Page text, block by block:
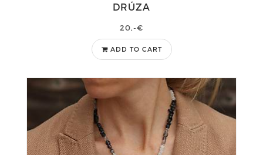
DRÚZA
20,-€
ADD TO CART